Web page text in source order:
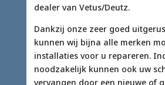
dealer van Vetus/Deutz.
Dankzij onze zeer goed
kunnen wij bijna alle merken
installaties voor u repareren.
noodzakelijk kunnen ook uw
vervangen door een nieuwe of